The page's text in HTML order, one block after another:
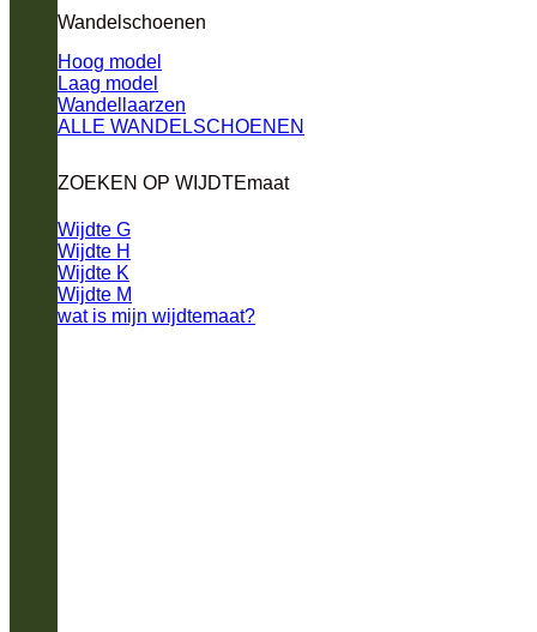
Wandelschoenen
Hoog model
Laag model
Wandellaarzen
ALLE WANDELSCHOENEN
ZOEKEN OP WIJDTEmaat
Wijdte G
Wijdte H
Wijdte K
Wijdte M
wat is mijn wijdtemaat?